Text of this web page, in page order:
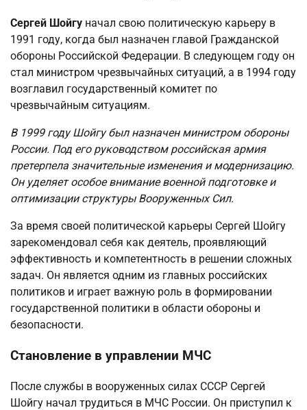
Сергей Шойгу начал свою политическую карьеру в
1991 году, когда был назначен главой Гражданской
обороны Российской Федерации. В следующем году он
стал министром чрезвычайных ситуаций, а в 1994 году
возглавил государственный комитет по
чрезвычайным ситуациям.
В 1999 году Шойгу был назначен министром обороны
России. Под его руководством российская армия
претерпела значительные изменения и модернизацию.
Он уделяет особое внимание военной подготовке и
оптимизации структуры Вооруженных Сил.
За время своей политической карьеры Сергей Шойгу
зарекомендовал себя как деятель, проявляющий
эффективность и компетентность в решении сложных
задач. Он является одним из главных российских
политиков и играет важную роль в формировании
государственной политики в области обороны и
безопасности.
Становление в управлении МЧС
После службы в вооруженных силах СССР Сергей
Шойгу начал трудиться в МЧС России. Он приступил к